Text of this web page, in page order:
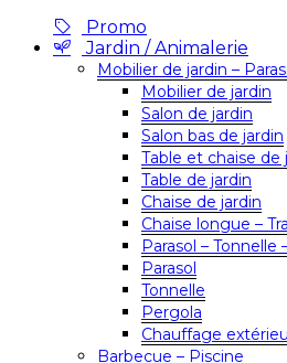
Promo
Jardin / Animalerie
Mobilier de jardin –
Mobilier de jardin
Salon de jardin
Salon bas de jardin
Table et chaise de
Table de jardin
Chaise de jardin
Chaise longue –
Parasol – Tonnelle
Parasol
Tonnelle
Pergola
Chauffage
Barbecue – Piscine